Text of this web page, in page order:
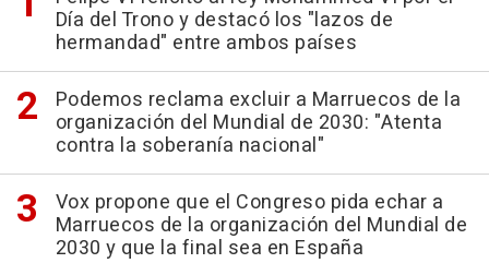
Día del Trono y destacó los "lazos de
hermandad" entre ambos países
Podemos reclama excluir a Marruecos de la
organización del Mundial de 2030: "Atenta
contra la soberanía nacional"
Vox propone que el Congreso pida echar a
Marruecos de la organización del Mundial de
2030 y que la final sea en España